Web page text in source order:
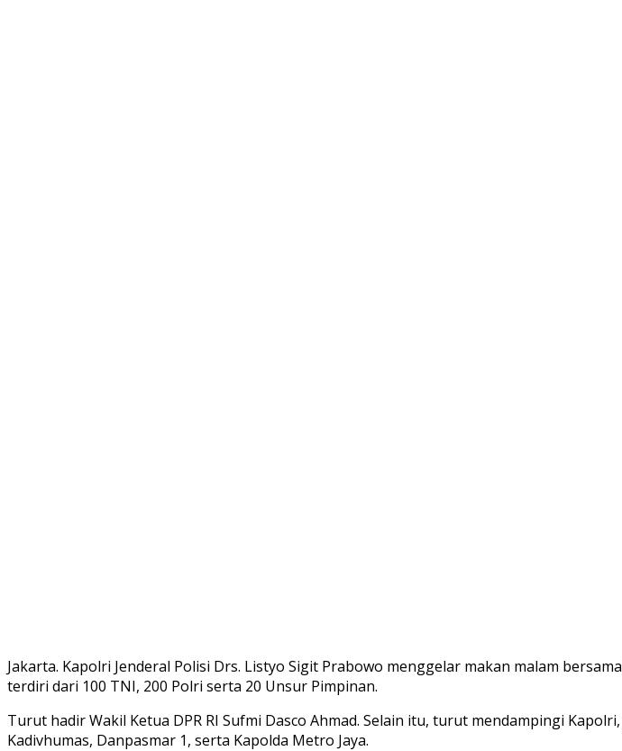
Jakarta. Kapolri Jenderal Polisi Drs. Listyo Sigit Prabowo menggelar makan malam
terdiri dari 100 TNI, 200 Polri serta 20 Unsur Pimpinan.
Turut hadir Wakil Ketua DPR RI Sufmi Dasco Ahmad. Selain itu, turut mendampingi
Kadivhumas, Danpasmar 1, serta Kapolda Metro Jaya.